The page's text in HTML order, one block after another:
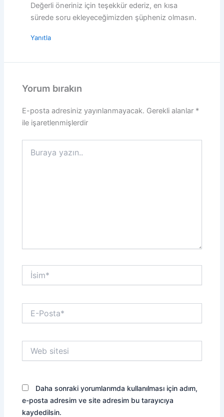
Değerli öneriniz için teşekkür ederiz, en kısa
sürede soru ekleyeceğimizden şüpheniz olmasın.
Yanıtla
Yorum bırakın
E-posta adresiniz yayınlanmayacak. Gerekli alanlar *
ile işaretlenmişlerdir
yazın..
İsim*
Posta*
sitesi
Daha sonraki yorumlarımda kullanılması için adım,
e-posta adresim ve site adresim bu tarayıcıya
kaydedilsin.